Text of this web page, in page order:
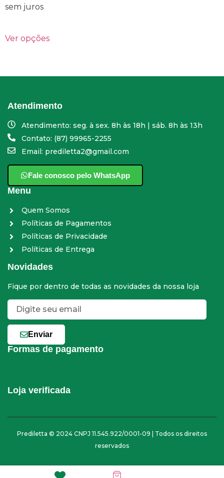
sem juros
Ver opções
Atendimento
Atendimento: seg. à sex. 8h às 18h | sáb. 8h às 13h
Contato: (87) 99965-2255
Email: prediletta2@gmail.com
Fale conosco pelo WhatsApp
Menu
Quem Somos
Políticas de Pagamentos
Políticas de Privacidade
Políticas de Entrega
Novidades
Fique por dentro de todas as novidades da nossa loja
Enviar
Formas de pagamento
Loja verificada
Prediletta © 2024 CNPJ 11.545.922/0001-09 | Todos os direitos
reservados